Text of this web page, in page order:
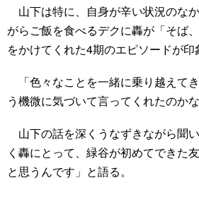
山下は特に、自身が辛い状況のな
がらご飯を食べるデクに轟が「そば
をかけてくれた4期のエピソードが印
「色々なことを一緒に乗り越えて
う機微に気づいて言ってくれたのか
山下の話を深くうなずきながら聞
く轟にとって、緑谷が初めてできた
と思うんです」と語る。